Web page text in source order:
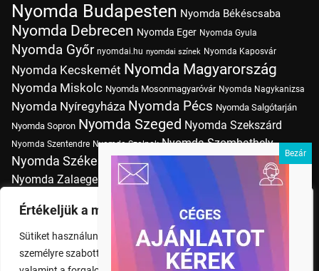
Értékeljük a magánéletét
Sütiket használunk a böngészési élmény fokozására,
személyre szabott hirdetések vagy tartalmak megjelenítésére,
Nyomda Budapesten Nyomda Békéscsaba
Nyomda Debrecen Nyomda Eger Nyomda Gyula
Nyomda Győr nyomdai.hu nyomdai színek Nyomda Kaposvár
Nyomda Kecskemét Nyomda Magyarország
Nyomda Miskolc Nyomda Mosonmagyaróvár Nyomda Nagykanizsa
Nyomda Nyíregyháza Nyomda Pécs Nyomda Salgótarján
Nyomda Sopron Nyomda Szeged Nyomda Szekszárd
Nyomda Szentendre Nyomda Szolnok Nyomda Szombathely
Nyomda Székesfehérvár Nyomda Tatabánya Nyomda Vác
Nyomda Zalaegerszeg Nyomda Érd nyomtatás
Nyomtatás Budapesten
Pólónyomtatás Budapesten Szitanyomda Budapesten
Tudásbázis